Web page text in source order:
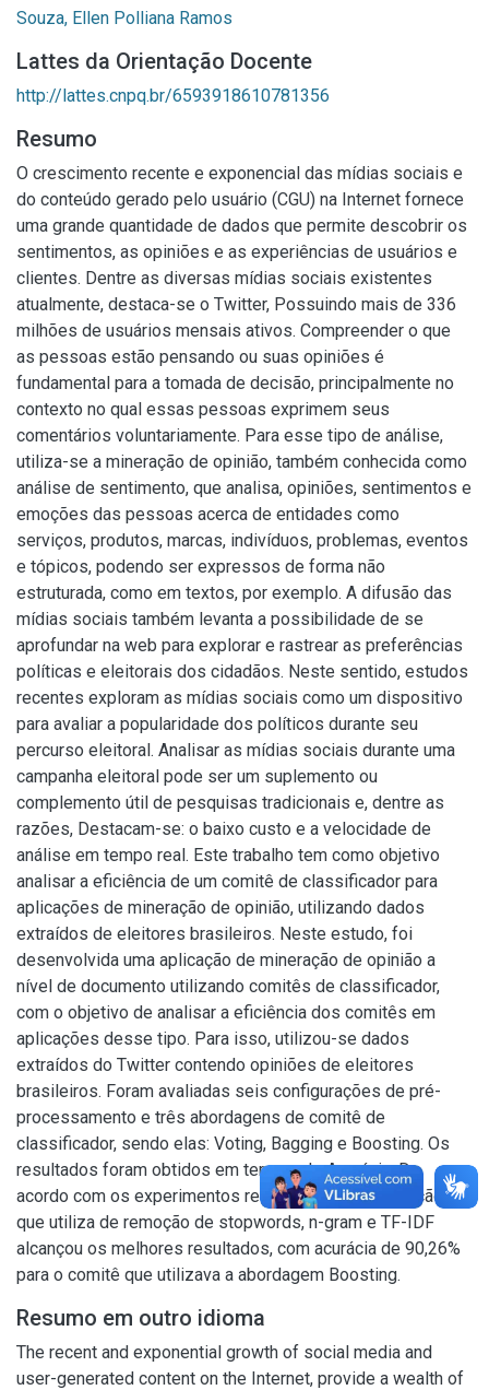
Souza, Ellen Polliana Ramos
Lattes da Orientação Docente
http://lattes.cnpq.br/6593918610781356
Resumo
O crescimento recente e exponencial das mídias sociais e
do conteúdo gerado pelo usuário (CGU) na Internet fornece
uma grande quantidade de dados que permite descobrir os
sentimentos, as opiniões e as experiências de usuários e
clientes. Dentre as diversas mídias sociais existentes
atualmente, destaca-se o Twitter, Possuindo mais de 336
milhões de usuários mensais ativos. Compreender o que
as pessoas estão pensando ou suas opiniões é
fundamental para a tomada de decisão, principalmente no
contexto no qual essas pessoas exprimem seus
comentários voluntariamente. Para esse tipo de análise,
utiliza-se a mineração de opinião, também conhecida como
análise de sentimento, que analisa, opiniões, sentimentos e
emoções das pessoas acerca de entidades como
serviços, produtos, marcas, indivíduos, problemas, eventos
e tópicos, podendo ser expressos de forma não
estruturada, como em textos, por exemplo. A difusão das
mídias sociais também levanta a possibilidade de se
aprofundar na web para explorar e rastrear as preferências
políticas e eleitorais dos cidadãos. Neste sentido, estudos
recentes exploram as mídias sociais como um dispositivo
para avaliar a popularidade dos políticos durante seu
percurso eleitoral. Analisar as mídias sociais durante uma
campanha eleitoral pode ser um suplemento ou
complemento útil de pesquisas tradicionais e, dentre as
razões, Destacam-se: o baixo custo e a velocidade de
análise em tempo real. Este trabalho tem como objetivo
analisar a eficiência de um comitê de classificador para
aplicações de mineração de opinião, utilizando dados
extraídos de eleitores brasileiros. Neste estudo, foi
desenvolvida uma aplicação de mineração de opinião a
nível de documento utilizando comitês de classificador,
com o objetivo de analisar a eficiência dos comitês em
aplicações desse tipo. Para isso, utilizou-se dados
extraídos do Twitter contendo opiniões de eleitores
brasileiros. Foram avaliadas seis configurações de pré-
processamento e três abordagens de comitê de
classificador, sendo elas: Voting, Bagging e Boosting. Os
resultados foram obtidos em termos de Acurácia. De
acordo com os experimentos realizados, a configuração 3,
que utiliza de remoção de stopwords, n-gram e TF-IDF
alcançou os melhores resultados, com acurácia de 90,26%
para o comitê que utilizava a abordagem Boosting.
Resumo em outro idioma
The recent and exponential growth of social media and
user-generated content on the Internet, provide a wealth of